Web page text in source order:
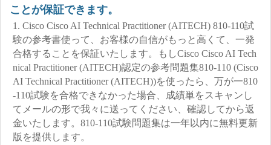
ことが保証できます。
1. Cisco Cisco AI Technical Practitioner (AITECH) 810-110試
験の参考書使って、お客様の自信がもっと高くて、一発
合格することを保証いたします。もしCisco Cisco AI Tech
nical Practitioner (AITECH)認定の参考問題集810-110 (Cisco
AI Technical Practitioner (AITECH))を使ったら、万が一810
-110試験を合格できなかった場合、成績単をスキャンし
てメールの形で我々に送ってください、確認してから返
金いたします。810-110試験問題集は一年以内に無料更新
版を提供します。